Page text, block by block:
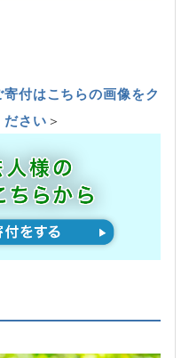
付はこちらの画像をク
ださい＞